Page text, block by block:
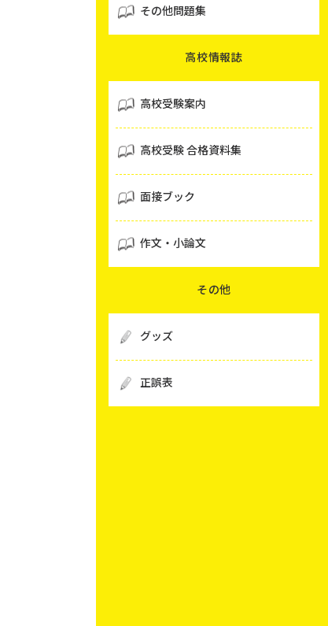
その他問題集
高校情報誌
高校受験案内
高校受験 合格資料集
面接ブック
作文・小論文
その他
グッズ
正誤表